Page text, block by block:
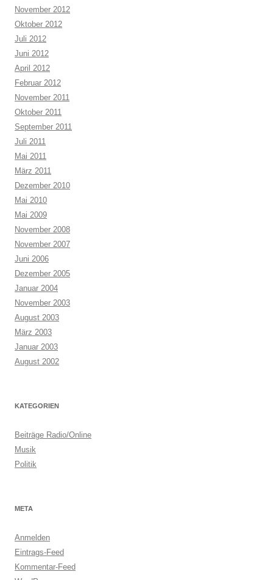
November 2012
Oktober 2012
Juli 2012
Juni 2012
April 2012
Februar 2012
November 2011
Oktober 2011
September 2011
Juli 2011
Mai 2011
März 2011
Dezember 2010
Mai 2010
Mai 2009
November 2008
November 2007
Juni 2006
Dezember 2005
Januar 2004
November 2003
August 2003
März 2003
Januar 2003
August 2002
KATEGORIEN
Beiträge Radio/Online
Musik
Politik
META
Anmelden
Eintrags-Feed
Kommentar-Feed